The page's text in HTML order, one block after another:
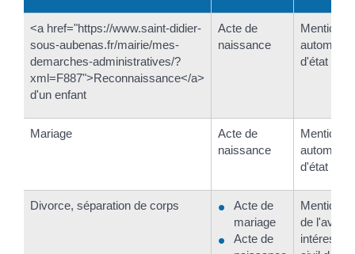
<a href="https://www.saint-didier-
sous-aubenas.fr/mairie/mes-
demarches-administratives/?
xml=F887">Reconnaissance</a>
d'un enfant
Acte de
naissance
Mention
d'état civil
Mariage
Acte de
naissance
Mention
d'état civil
Divorce, séparation de corps
Acte de
mariage
Acte de
Mention
de